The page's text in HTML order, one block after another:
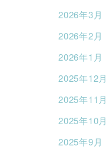
2026年3月
2026年2月
2026年1月
2025年12月
2025年11月
2025年10月
2025年9月